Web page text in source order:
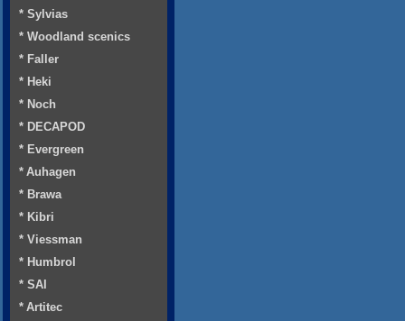
* Sylvias
* Woodland scenics
* Faller
* Heki
* Noch
* DECAPOD
* Evergreen
* Auhagen
* Brawa
* Kibri
* Viessman
* Humbrol
* SAI
* Artitec